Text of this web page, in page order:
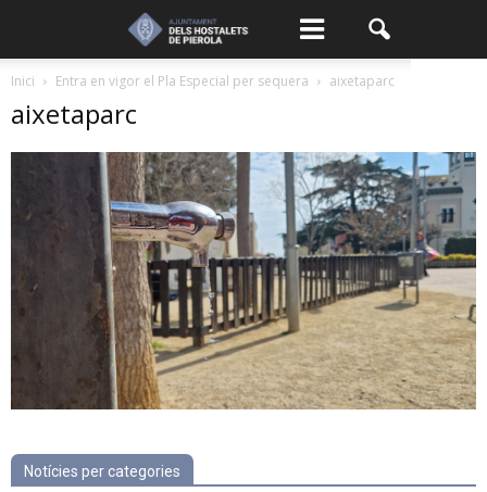
Inici Entra en vigor el Pla Especial per sequera aixetaparc
aixetaparc
Notícies per categories